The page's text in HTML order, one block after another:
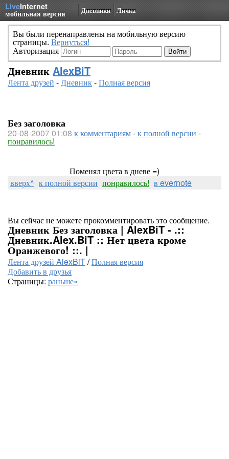
LiveInternet
мобильная версия Дневники Личка
Вы были перенаправлены на мобильную версию
страницы. Вернуться!
Авторизация
Дневник AlexBiT
Лента друзей -Дневник-Полная версия
Без заголовка
20-08-2007 01:08 к комментариям-к полной версии -
понравилось!
Поменял цвета в дневе =)
вверх^ к полной версии понравилось! в evernote
Вы сейчас не можете прокомментировать это сообщение.
Дневник Без заголовка | AlexBiT - .::
Дневник.Alex.BiT :: Нет цвета кроме
Оранжевого! ::. |
Лента друзей AlexBiT/Полная версия
Добавить в друзья
Страницы: раньше»